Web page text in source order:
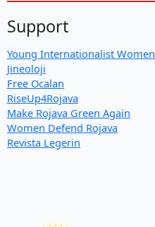
Support
Young Internationalist Women
Jineoloji
Free Ocalan
RiseUp4Rojava
Make Rojava Green Again
Women Defend Rojava
Revista Legerin